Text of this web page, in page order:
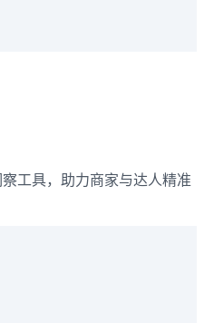
工具，助力商家与达人精准